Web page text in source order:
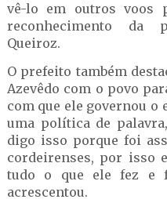
vê-lo em outros voos
reconhecimento da
Queiroz.
O prefeito também
Azevêdo com o povo
com que ele governou o
uma política de
digo isso porque foi
cordeirenses, por isso
tudo o que ele fez e
acrescentou.